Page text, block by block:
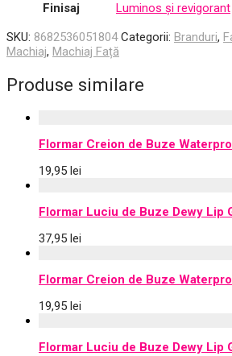
Finisaj
Luminos și revigorant
SKU: 8682536051804 Categorii: Branduri,
Machiaj, Machiaj Față
Produse similare
Flormar Creion de Buze
19,95 lei
Flormar Luciu de Buze Dewy Lip
37,95 lei
Flormar Creion de Buze
19,95 lei
Flormar Luciu de Buze Dewy Lip